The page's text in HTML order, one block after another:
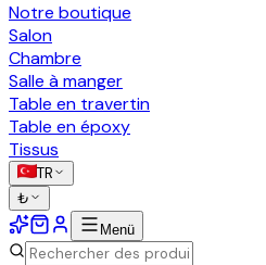
Notre boutique
Salon
Chambre
Salle à manger
Table en travertin
Table en époxy
Tissus
TR
₺
Menü